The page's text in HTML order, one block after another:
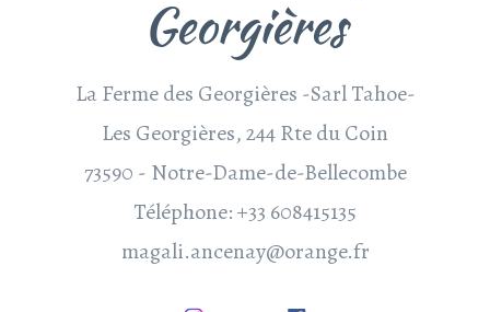
Georgières
La Ferme des Georgières -Sarl Tahoe-
Les Georgières, 244 Rte du Coin
73590 - Notre-Dame-de-Bellecombe
Téléphone: +33 608415135
magali.ancenay@orange.fr